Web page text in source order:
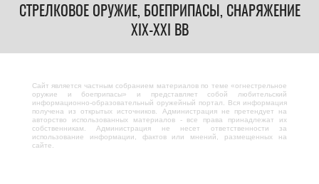
СТРЕЛКОВОЕ ОРУЖИЕ, БОЕПРИПАСЫ, СНАРЯЖЕНИЕ
XIX-XXI ВВ
Сайт является частным собранием материалов по теме «огнестрельное
оружие и боеприпасы» и представляет собой любительский
информационно-образовательный оружейный портал. Вся информация
получена из открытых источников. Администрация не претендует на
авторство использованных материалов - все права принадлежат их
собственникам. Администрация не несет ответственности за
использование информации, фактов или мнений, размещенных на
сайте.